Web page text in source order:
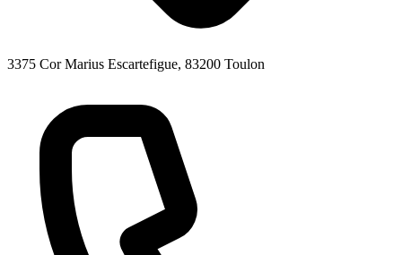
3375 Cor Marius Escartefigue, 83200 Toulon